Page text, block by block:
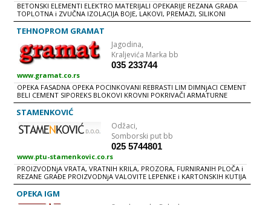
BETONSKI ELEMENTI ELEKTRO MATERIJALI OPEKARIJE REZANA GRAĐA
TOPLOTNA i ZVUČNA IZOLACIJA BOJE, LAKOVI, PREMAZI, SILIKONI
GVOŽĐE OPREMA ZA DOMAĆINSTVO ROŠTILjI i ČESME VELUX KROVNI
PROZORI CEMENT i VEZIVNI MATERIJALI KROVNI POKRIVAČI PRIZME
ŠRAFOVSKA ROBA DIMNjAČKI ELEMENTI i KAPE MATERIJALI ZA SUVU
GRADNjU PROZORI i VRATA STOLARIJA BRODSKI POD
TEHNOPROM GRAMAT
Jagodina,
Kraljevića Marka bb
035 233744
www.gramat.co.rs
OPEKA FASADNA OPEKA POCINKOVANI REBRASTI LIM DIMNjACI CEMENT
BELI CEMENT SIPOREKS BLOKOVI KROVNI POKRIVAČI ARMATURNE
MREŽE DRVENA STOLARIJA REZANA GRAĐA: BRODSKI POD, LETVE,
ŠTAFNE, UKRASNE LAJSNE LAMPERIJA CRNE i POCINKOVANE CEVI OSB
PLOČE GRAĐEVINSKI LEPKOVI OLUCI IZOLACIJA KNAUF VELUX LEXA
BELA TEHNIKA BETONSKE ČESME GASNA STANICA OPREMA ZA GASNE
INSTALACIJE
STAMENKOVIĆ
Odžaci,
Somborski put bb
025 5744801
www.ptu-stamenkovic.co.rs
PROIZVODNjA VRATA, VRATNIH KRILA, PROZORA, FURNIRANIH PLOČA i
REZANE GRAĐE PROIZVODNjA VALOVITE LEPENKE i KARTONSKIH KUTIJA
TRGOVINA SA REPRO MATERIJALOM ZA STOLARIJU MALOPRODAJA :
OKOVI ZA NAMEŠTAJ BRODSKI POD i LAMPERIJA LAMINAT PARKET i
BAMBUS POD PLOČASTI MATERIJALI LAJSNE FURNIR, FURNIRANE PLOČE
OPEKA IGM